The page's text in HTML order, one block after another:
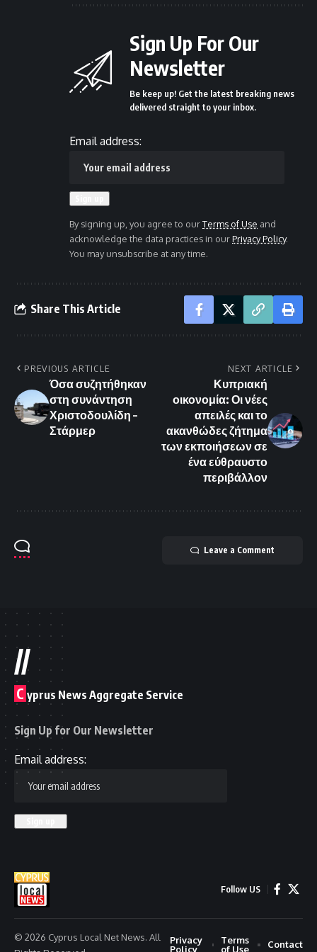
Sign Up For Our
Newsletter
Be keep up! Get the latest breaking news
delivered straight to your inbox.
Email address:
By signing up, you agree to ourTerms of Use and
acknowledge the data practices in ourPrivacy Policy.
You may unsubscribe at any time.
Share This Article
PREVIOUS ARTICLE
Όσα συζητήθηκαν
στη συνάντηση
Χριστοδουλίδη –
Στάρμερ
NEXT ARTICLE
Κυπριακή
οικονομία: Οι νέες
απειλές και το
ακανθώδες ζήτημα
των εκποιήσεων σε
ένα εύθραυστο
περιβάλλον
Leave a Comment
//
C yprus News Aggregate Service
Sign Up for Our Newsletter
Email address:
Follow US
© 2026 Cyprus Local Net News. All
Privacy
Policy
Terms
of Use
Contact